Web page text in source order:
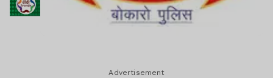
Advertisement